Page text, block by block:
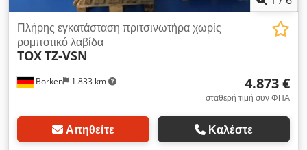
Borken 1.833 km
Πλήρης εγκατάσταση πριτσινωτήρα χωρίς
ρομποτικό λαβίδα
TOXTZ-VSN
4.873 €
σταθερή τιμή συν ΦΠΑ
Αιτηθείτε Καλέστε